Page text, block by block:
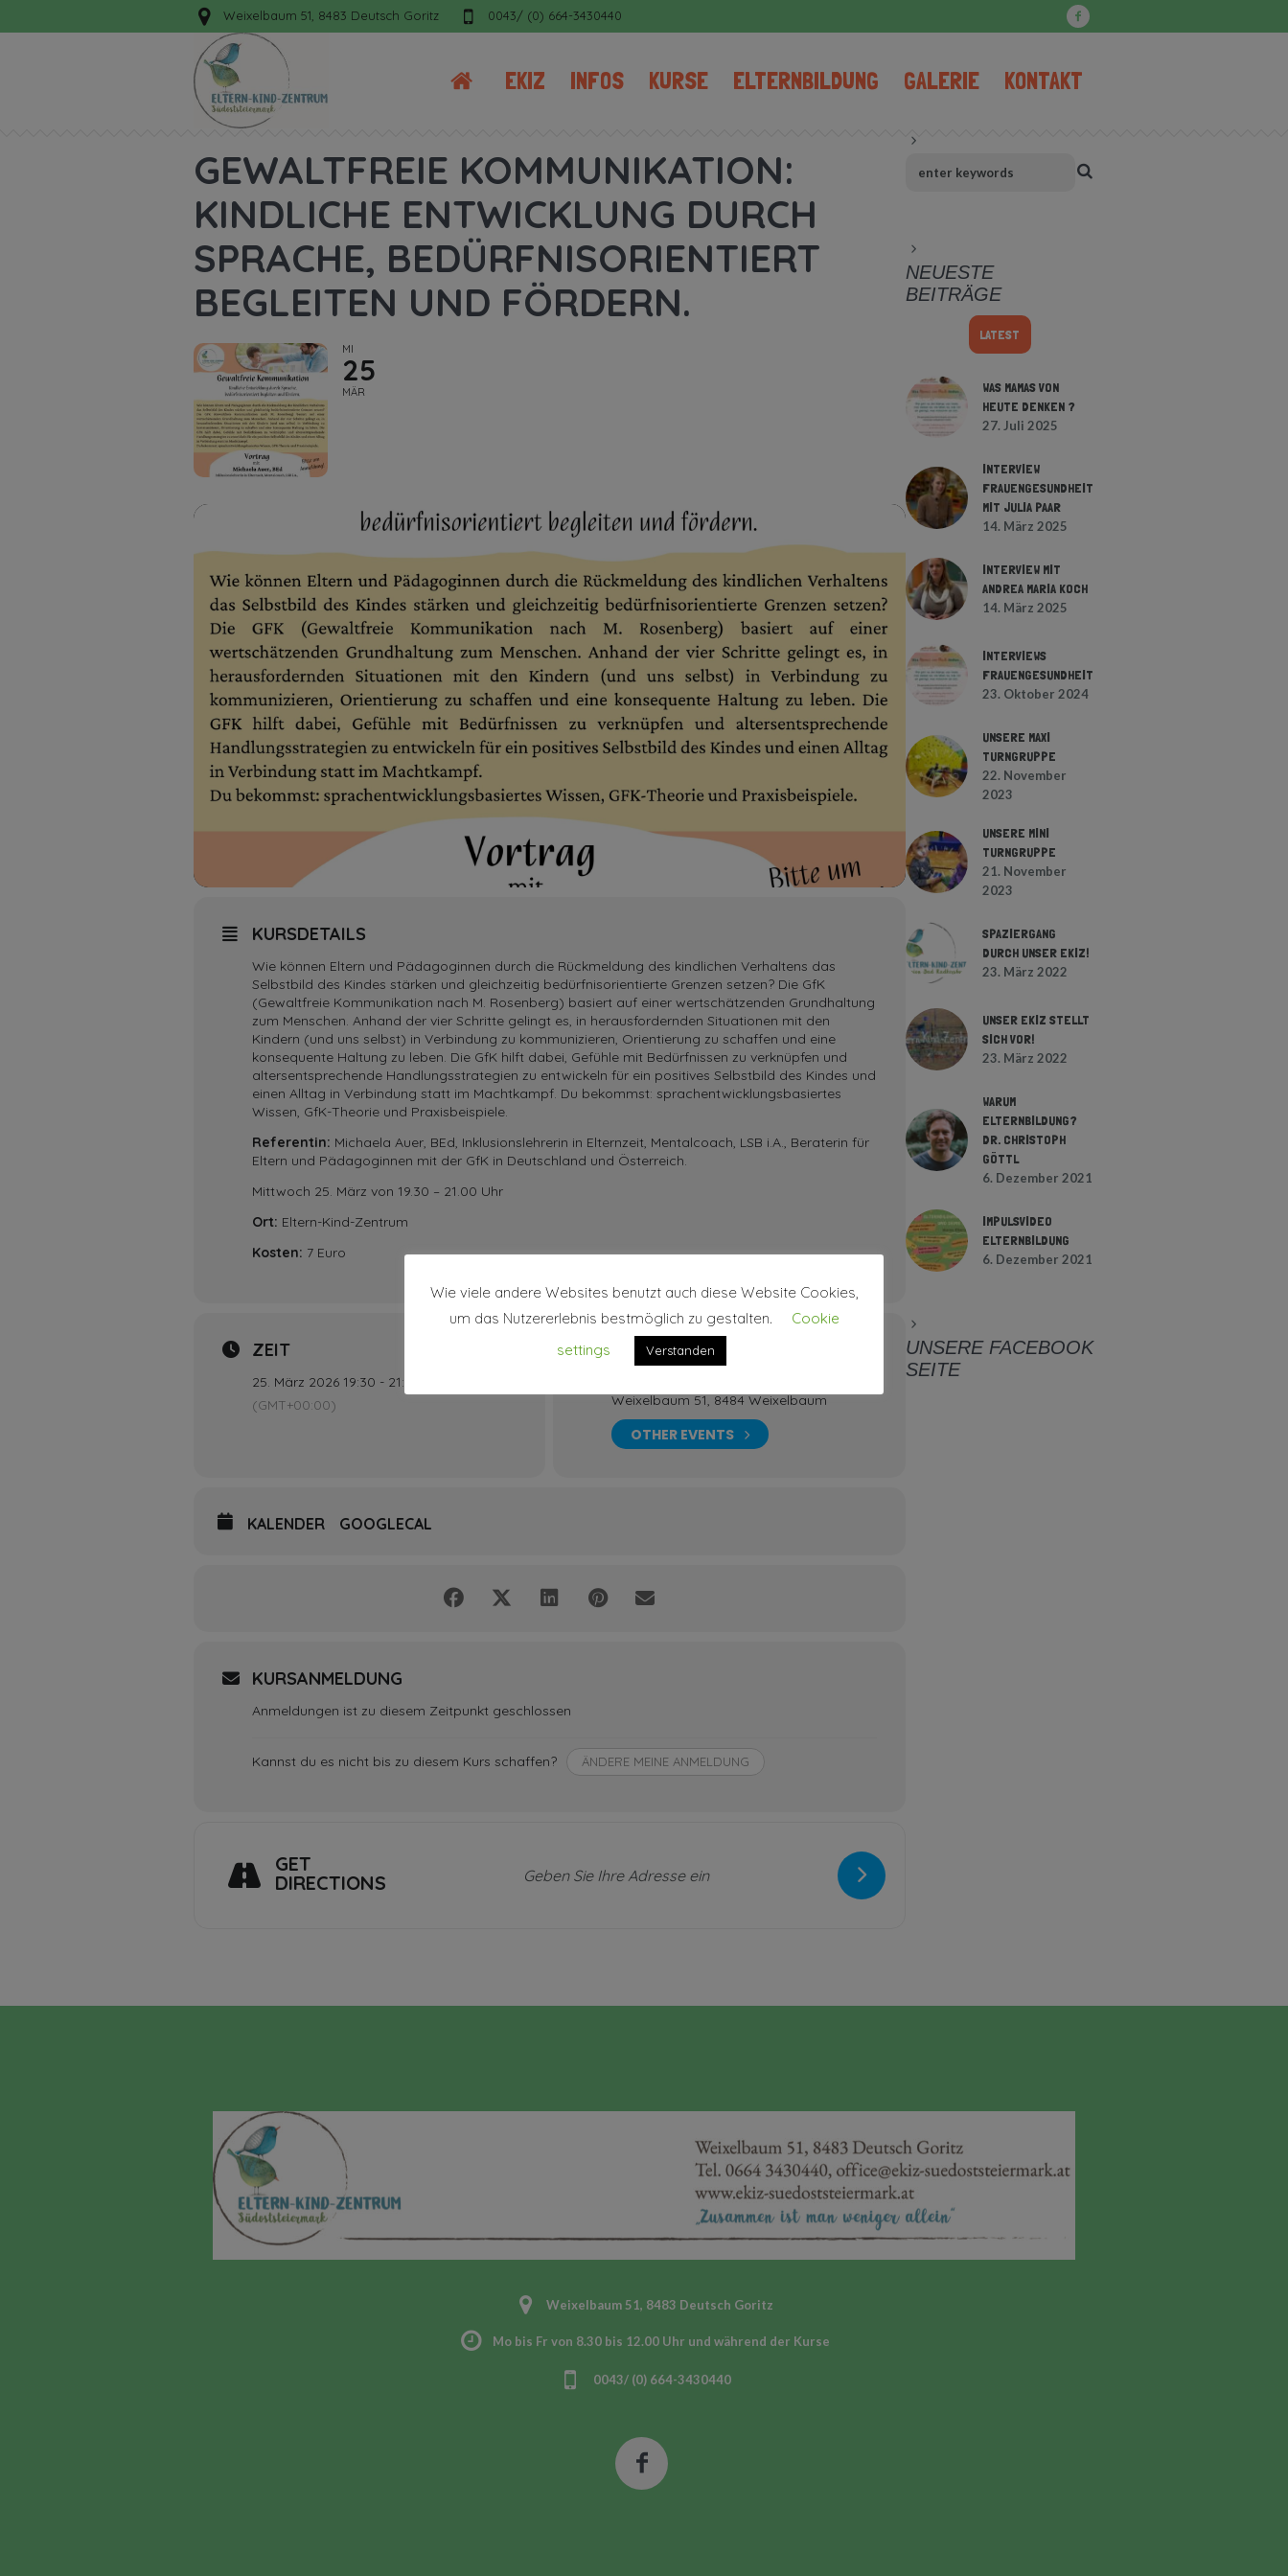
Weixelbaum 51, 8483 Deutsch Goritz 0043/ (0) 664-3430440
EKIZ INFOS KURSE ELTERNBILDUNG GALERIE KONTAKT
GEWALTFREIE KOMMUNIKATION:
KINDLICHE ENTWICKLUNG DURCH
SPRACHE, BEDÜRFNISORIENTIERT
BEGLEITEN UND FÖRDERN.
MI
25
MÄR
KURSDETAILS
Wie können Eltern und Pädagoginnen durch die Rückmeldung des kindlichen Verhaltens das
Selbstbild des Kindes stärken und gleichzeitig bedürfnisorientierte Grenzen setzen? Die GfK
(Gewaltfreie Kommunikation nach M. Rosenberg) basiert auf einer wertschätzenden Grundhaltung
zum Menschen. Anhand der vier Schritte gelingt es, in herausfordernden Situationen mit den
Kindern (und uns selbst) in Verbindung zu kommunizieren, Orientierung zu schaffen und eine
konsequente Haltung zu leben. Die GfK hilft dabei, Gefühle mit Bedürfnissen zu verknüpfen und
altersentsprechende Handlungsstrategien zu entwickeln für ein positives Selbstbild des Kindes und
einen Alltag in Verbindung statt im Machtkampf. Du bekommst: sprachentwicklungsbasiertes
Wissen, GfK-Theorie und Praxisbeispiele.
Referentin: Michaela Auer, BEd, Inklusionslehrerin in Elternzeit, Mentalcoach, LSB i.A., Beraterin für
Eltern und Pädagoginnen mit der GfK in Deutschland und Österreich.
Mittwoch 25. März von 19.30 – 21.00 Uhr
Ort: Eltern-Kind-Zentrum
Kosten: 7 Euro
ZEIT
25. März 2026 19:30 - 21:00
(GMT+00:00)
ORT
Weixelbaum 51, 8484 Weixelbaum
OTHER EVENTS
KALENDER GOOGLECAL
KURSANMELDUNG
Anmeldungen ist zu diesem Zeitpunkt geschlossen
Kannst du es nicht bis zu diesem Kurs schaffen? ÄNDERE MEINE ANMELDUNG
GET
DIRECTIONS
NEUESTE
BEITRÄGE
LATEST
WAS MAMAS VON
HEUTE DENKEN ?
27. Juli 2025
INTERVIEW
FRAUENGESUNDHEIT
MIT JULIA PAAR
14. März 2025
INTERVIEW MIT
ANDREA MARIA KOCH
14. März 2025
INTERVIEWS
FRAUENGESUNDHEIT
23. Oktober 2024
UNSERE MAXI
TURNGRUPPE
22. November
2023
UNSERE MINI
TURNGRUPPE
21. November
2023
SPAZIERGANG
DURCH UNSER EKIZ!
23. März 2022
UNSER EKIZ STELLT
SICH VOR!
23. März 2022
WARUM
ELTERNBILDUNG?
DR. CHRISTOPH
GÖTTL
6. Dezember 2021
IMPULSVIDEO
ELTERNBILDUNG
6. Dezember 2021
UNSERE FACEBOOK
SEITE
Weixelbaum 51, 8483 Deutsch Goritz
Mo bis Fr von 8.30 bis 12.00 Uhr und während der Kurse
0043/ (0) 664-3430440
Wie viele andere Websites benutzt auch diese Website Cookies,
um das Nutzererlebnis bestmöglich zu gestalten.
Cookie
settings
Verstanden